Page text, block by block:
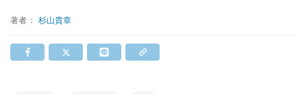
著者： 杉山貴章